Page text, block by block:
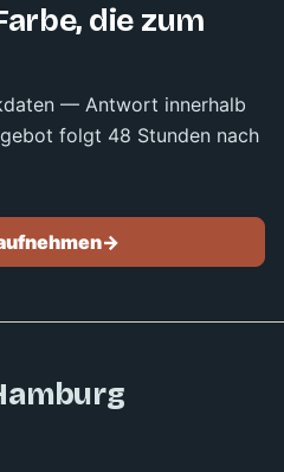
die zum
— Antwort innerhalb
folgt 48 Stunden nach
->